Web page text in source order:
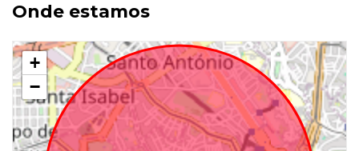
Onde estamos
+
−